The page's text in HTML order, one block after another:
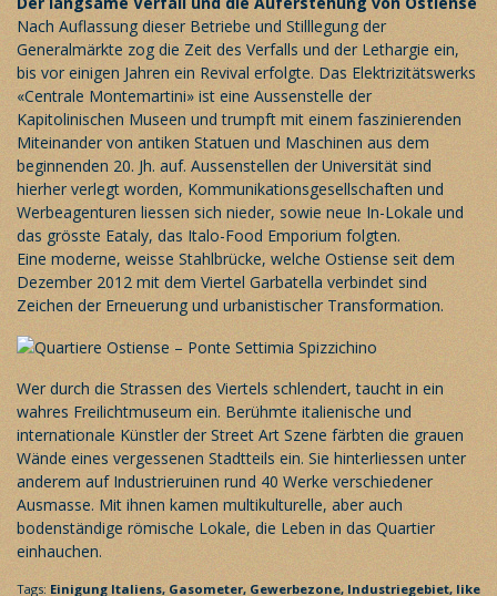
Nach Auflassung dieser Betriebe und Stilllegung der
Generalmärkte zog die Zeit des Verfalls und der Lethargie ein,
bis vor einigen Jahren ein Revival erfolgte. Das Elektrizitätswerks
«Centrale Montemartini» ist eine Aussenstelle der
Kapitolinischen Museen und trumpft mit einem faszinierenden
Miteinander von antiken Statuen und Maschinen aus dem
beginnenden 20. Jh. auf. Aussenstellen der Universität sind
hierher verlegt worden, Kommunikationsgesellschaften und
Werbeagenturen liessen sich nieder, sowie neue In-Lokale und
das grösste Eataly, das Italo-Food Emporium folgten.
Eine moderne, weisse Stahlbrücke, welche Ostiense seit dem
Dezember 2012 mit dem Viertel Garbatella verbindet sind
Zeichen der Erneuerung und urbanistischer Transformation.
Wer durch die Strassen des Viertels schlendert, taucht in ein
wahres Freilichtmuseum ein. Berühmte italienische und
internationale Künstler der Street Art Szene färbten die grauen
Wände eines vergessenen Stadtteils ein. Sie hinterliessen unter
anderem auf Industrieruinen rund 40 Werke verschiedener
Ausmasse. Mit ihnen kamen multikulturelle, aber auch
bodenständige römische Lokale, die Leben in das Quartier
einhauchen.
Tags: Einigung Italiens,Gasometer, Gewerbezone, Industriegebiet, like